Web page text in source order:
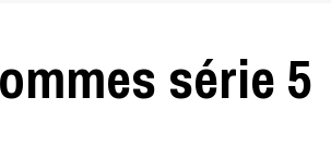
série 5